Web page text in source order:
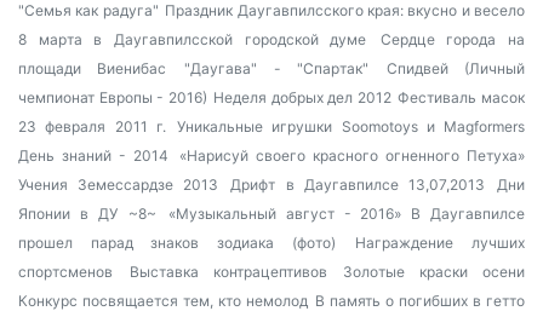
"Семья как радуга" Праздник Даугавпилсского края: вкусно и весело
8 марта в Даугавпилсской городской думе
Сердце города на
площади Виенибас
"Даугава" - "Спартак"
Спидвей (Личный
чемпионат Европы - 2016) Неделя добрых дел 2012 Фестиваль масок
23 февраля 2011 г.
Уникальные игрушки Soomotoys и Magformers
День знаний - 2014
«Нарисуй своего красного огненного Петуха»
Учения Земессардзе 2013
Дрифт в Даугавпилсе 13,07,2013
Дни
Японии в ДУ
~8~ «Музыкальный август - 2016» В Даугавпилсе
прошел парад знаков зодиака (фото)
Награждение лучших
спортсменов
Выставка контрацептивов
Золотые краски осени
Конкурс посвящается тем, кто немолод В память о погибших в гетто